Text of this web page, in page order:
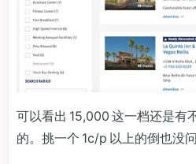
可以看出 15,000 这一档还是有
的。挑一个 1c/p 以上的倒也没问